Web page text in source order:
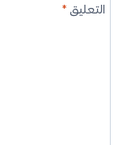
التعليق*